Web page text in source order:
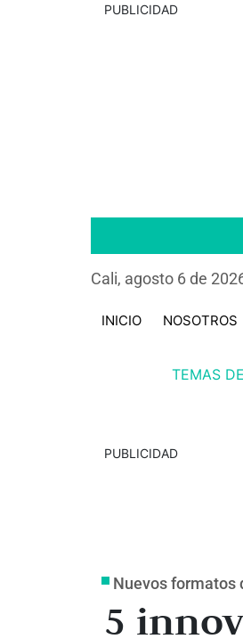
PUBLICIDAD
Cali, agosto 6 de
INICIO NOSOTROS
TEMAS
PUBLICIDAD
Nuevos formatos
5